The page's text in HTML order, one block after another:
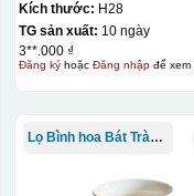
Kích thước: H28
TG sản xuất: 10 ngày
3**.000 ₫
Đăng kýhoặc Đăng nhậpđể xem
Lọ Bình hoa Bát Tràng in logo